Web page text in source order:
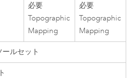
必要
Topographic
Mapping
必要
Topographic
Mapping
ルセット